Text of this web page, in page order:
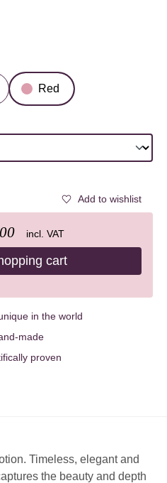
Red
Add to wishlist
incl. VAT
cart
in the world
made
proven
Timeless, elegant and
the beauty and depth